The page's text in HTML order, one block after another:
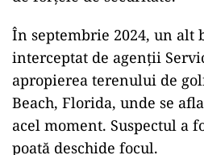
Trump a fost rănit în
electorale
Un alt incident grav a avut
un miting electoral
Pennsylvania. În timpul
Trump a fost rănit la